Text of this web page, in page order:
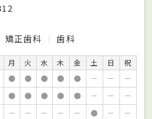
矯正歯科 歯科
月 火 水 木 金 土 日
祝
● ● ● ● ● － －
－
● ● ● ● ● － －
－
－ － － － － ● －
－